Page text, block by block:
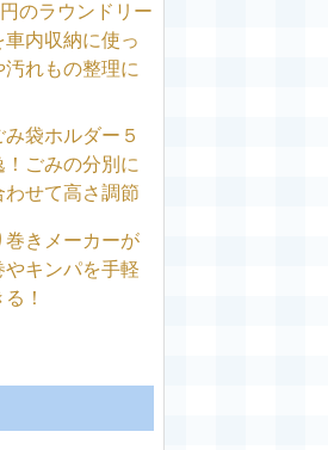
のラウンドリー
内収納に使っ
れもの整理に
袋ホルダー５
！ごみの分別に
せて高さ調節
巻きメーカーが
キンパを手軽
！